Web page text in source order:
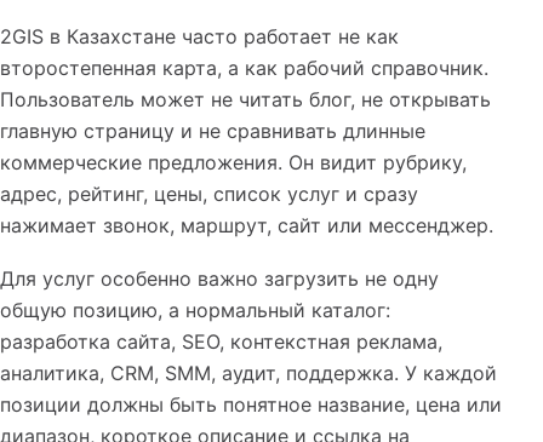
2GIS в Казахстане часто работает не как
второстепенная карта, а как рабочий справочник.
Пользователь может не читать блог, не открывать
главную страницу и не сравнивать длинные
коммерческие предложения. Он видит рубрику,
адрес, рейтинг, цены, список услуг и сразу
нажимает звонок, маршрут, сайт или мессенджер.
Для услуг особенно важно загрузить не одну
общую позицию, а нормальный каталог:
разработка сайта, SEO, контекстная реклама,
аналитика, CRM, SMM, аудит, поддержка. У каждой
позиции должны быть понятное название, цена или
диапазон, короткое описание и ссылка на